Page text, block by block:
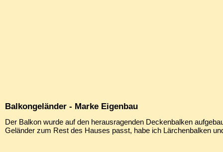
Balkongeländer - Marke Eigenbau
Der Balkon wurde auf den herausragenden Deckenbalken
Geländer zum Rest des Hauses passt, habe ich Lärchenbalken